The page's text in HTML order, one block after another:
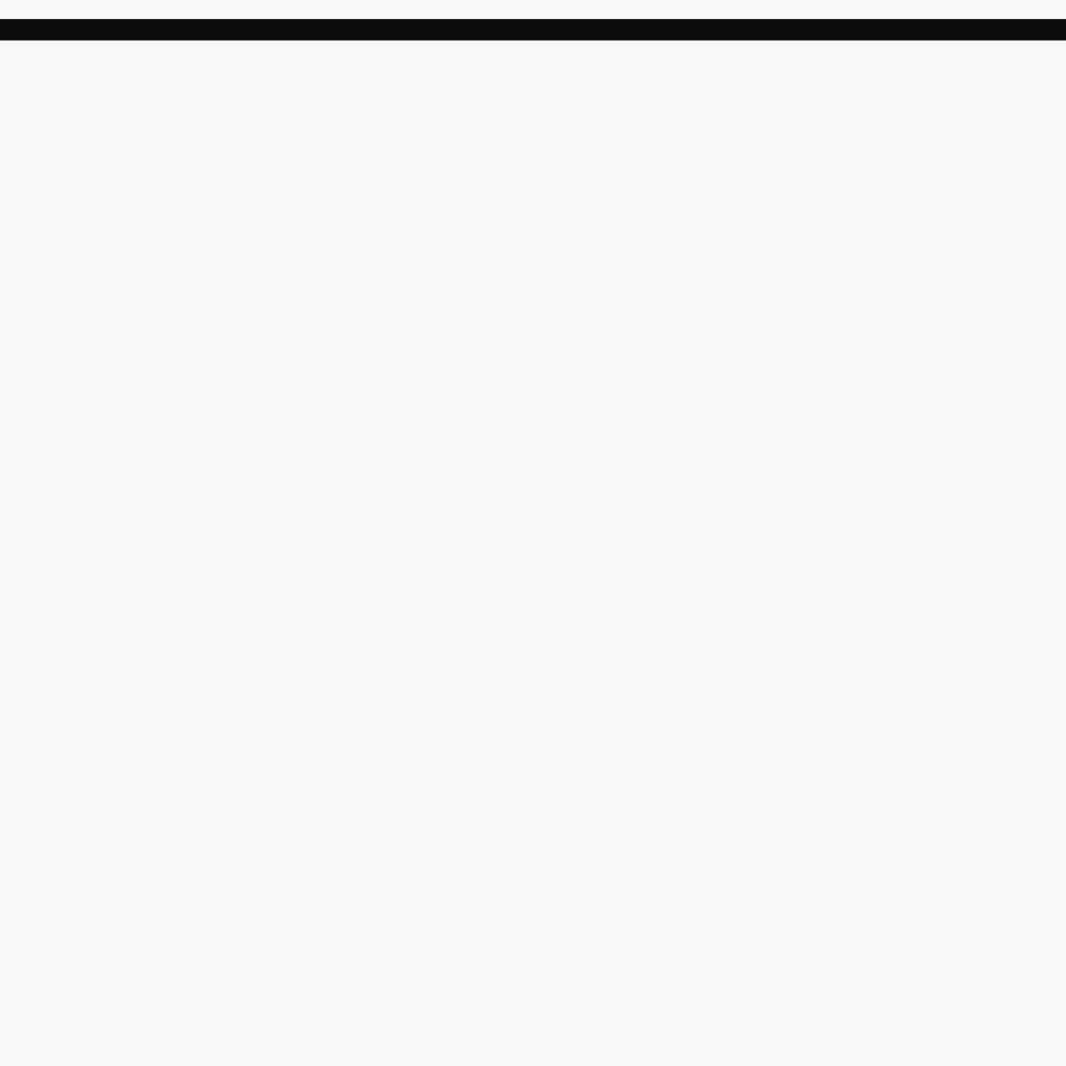
la mítica marca Arnette, diseñadas en color Azul. Arnette siempre ha sido una marca de culto con mucho estilo. Gafas originales y con